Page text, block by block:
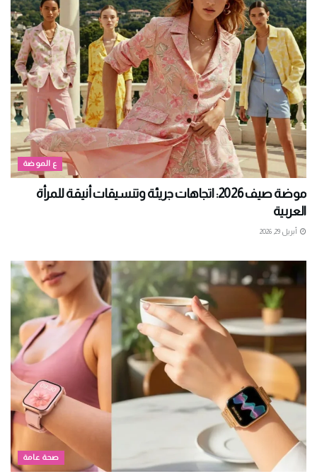
ع الموضة
موضة صيف 2026: اتجاهات جريئة وتنسيقات أنيقة للمرأة
العربية
أبريل 29, 2026
صحة عامة